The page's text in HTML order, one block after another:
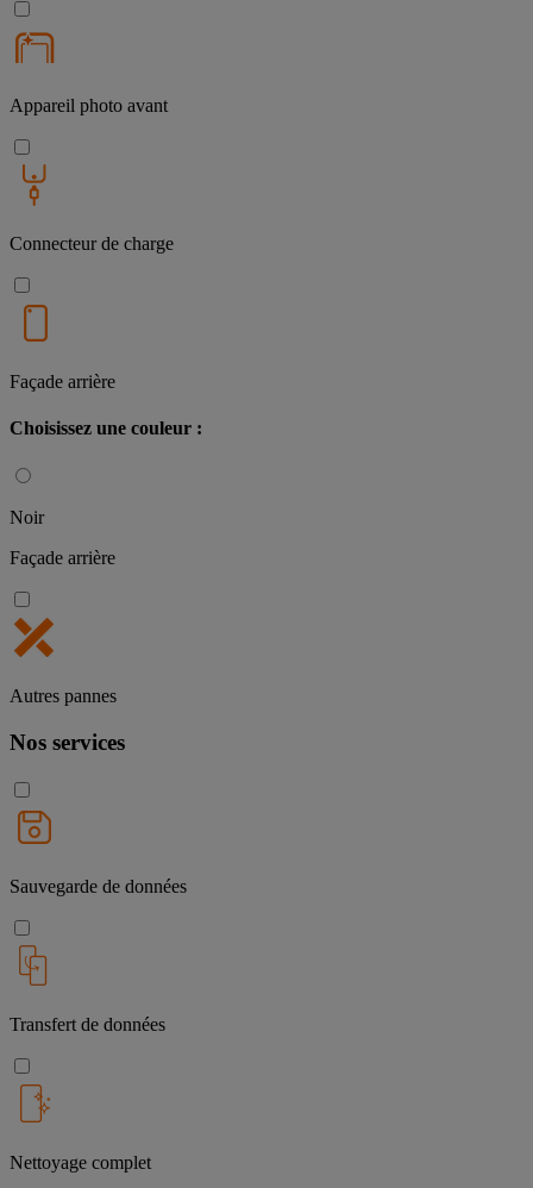
Appareil photo avant
Connecteur de charge
Façade arrière
Choisissez une couleur :
Noir
Façade arrière
Autres pannes
Nos services
Sauvegarde de données
Transfert de données
Nettoyage complet